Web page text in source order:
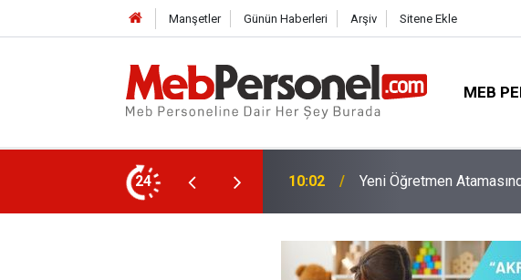
Manşetler Günün Haberleri Arşiv Sitene Ekle
MEB
24
Kontenjan Verilecek? 09:32 O İşlem Yapılmazsa